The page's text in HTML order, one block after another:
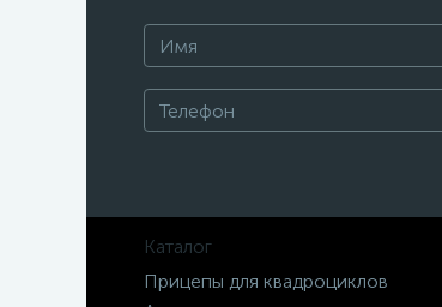
Каталог
Прицепы для квадроциклов